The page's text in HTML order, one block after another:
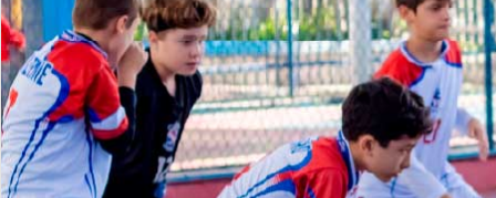
NOSSOCANAL